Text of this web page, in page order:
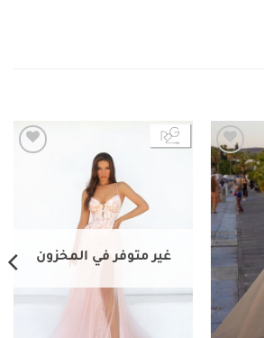
Add to
wishlist
غير متوفر في المخزون